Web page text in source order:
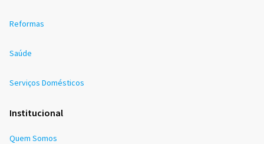
Reformas
Saúde
Serviços Domésticos
Institucional
Quem Somos